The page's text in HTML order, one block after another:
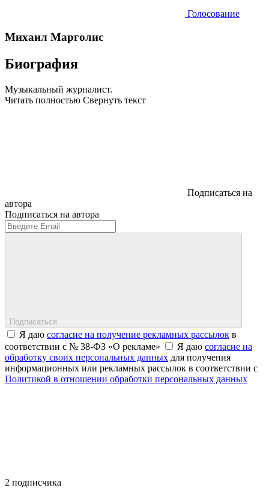
Голосование
Михаил Марголис
Биография
Музыкальный журналист.
Читать полностью Свернуть текст
Подписаться на
автора
Подписаться на автора
Подписаться
Я даю согласие на получение рекламных рассылок в
соответствии с № 38-ФЗ «О рекламе»
Я даю согласие на
обработку своих персональных данных для получения
информационных или рекламных рассылок в соответствии с
Политикой в отношении обработки персональных данных
2 подписчика